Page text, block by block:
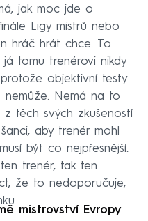
jak moc jde o
Ligy mistrů nebo
hráč hrát chce. To
já tomu trenérovi nikdy
objektivní testy
nemůže. Nemá na to
těch svých zkušeností
aby trenér mohl
být co nejpřesnější.
trenér, tak ten
že to nedoporučuje,
mistrovství Evropy